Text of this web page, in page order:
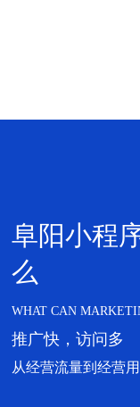
阜阳小程
么
WHAT CAN
推广快，访问多
从经营流量到经营